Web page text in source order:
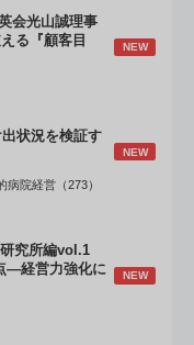
会光山誠理事
る『顧客目
NEW
状況を検証す
NEW
院経営（273）
研究所編vol.1
―経営力強化に
NEW